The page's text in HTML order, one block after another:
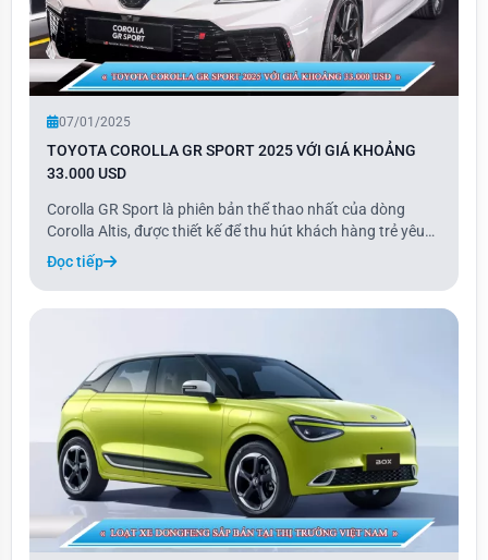
07/01/2025
TOYOTA COROLLA GR SPORT 2025 VỚI GIÁ KHOẢNG
33.000 USD
Corolla GR Sport là phiên bản thể thao nhất của dòng
Corolla Altis, được thiết kế để thu hút khách hàng trẻ yêu
thích cảm giác lái. Với những tinh chỉnh nhẹ về thiết kế, cải
tiến hệ thống treo và hiệu chỉnh ECU, Corolla GR Sport
không chỉ mang vẻ ngoài th
Đọc tiếp